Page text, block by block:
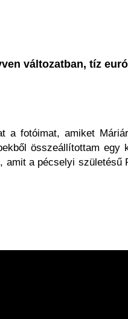
változatban, tíz
a fotóimat, amiket
összeállítottam egy
amit a pécselyi